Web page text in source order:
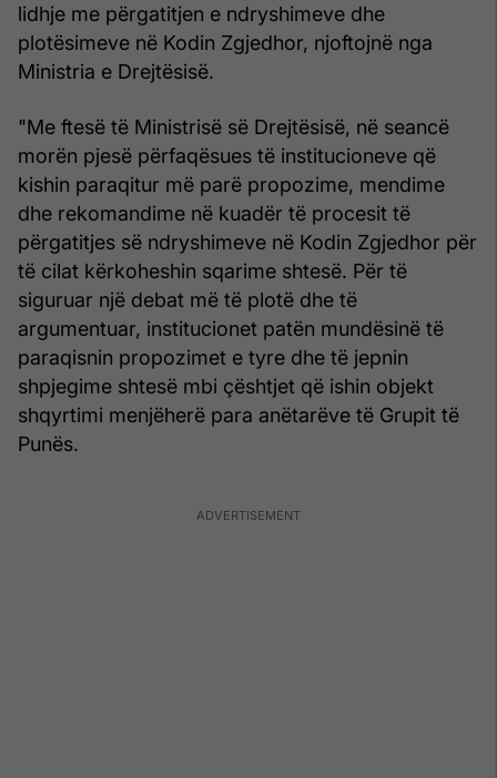
lidhje me përgatitjen e ndryshimeve dhe
plotësimeve në Kodin Zgjedhor, njoftojnë nga
Ministria e Drejtësisë.
"Me ftesë të Ministrisë së Drejtësisë, në seancë
morën pjesë përfaqësues të institucioneve që
kishin paraqitur më parë propozime, mendime
dhe rekomandime në kuadër të procesit të
përgatitjes së ndryshimeve në Kodin Zgjedhor për
të cilat kërkoheshin sqarime shtesë. Për të
siguruar një debat më të plotë dhe të
argumentuar, institucionet patën mundësinë të
paraqisnin propozimet e tyre dhe të jepnin
shpjegime shtesë mbi çështjet që ishin objekt
shqyrtimi menjëherë para anëtarëve të Grupit të
Punës.